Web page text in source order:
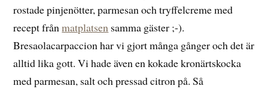
rostade pinjenötter, parmesan och tryffelcreme med
recept frånmatplatsen samma gäster ;-).
Bresaolacarpaccion har vi gjort många gånger och det är
alltid lika gott. Vi hade även en kokade kronärtskocka
med parmesan, salt och pressad citron på. Så